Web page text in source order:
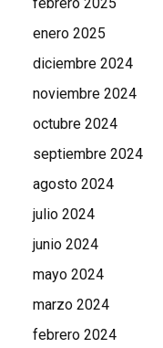
enero 2025
diciembre 2024
noviembre 2024
octubre 2024
septiembre 2024
agosto 2024
julio 2024
junio 2024
mayo 2024
marzo 2024
febrero 2024